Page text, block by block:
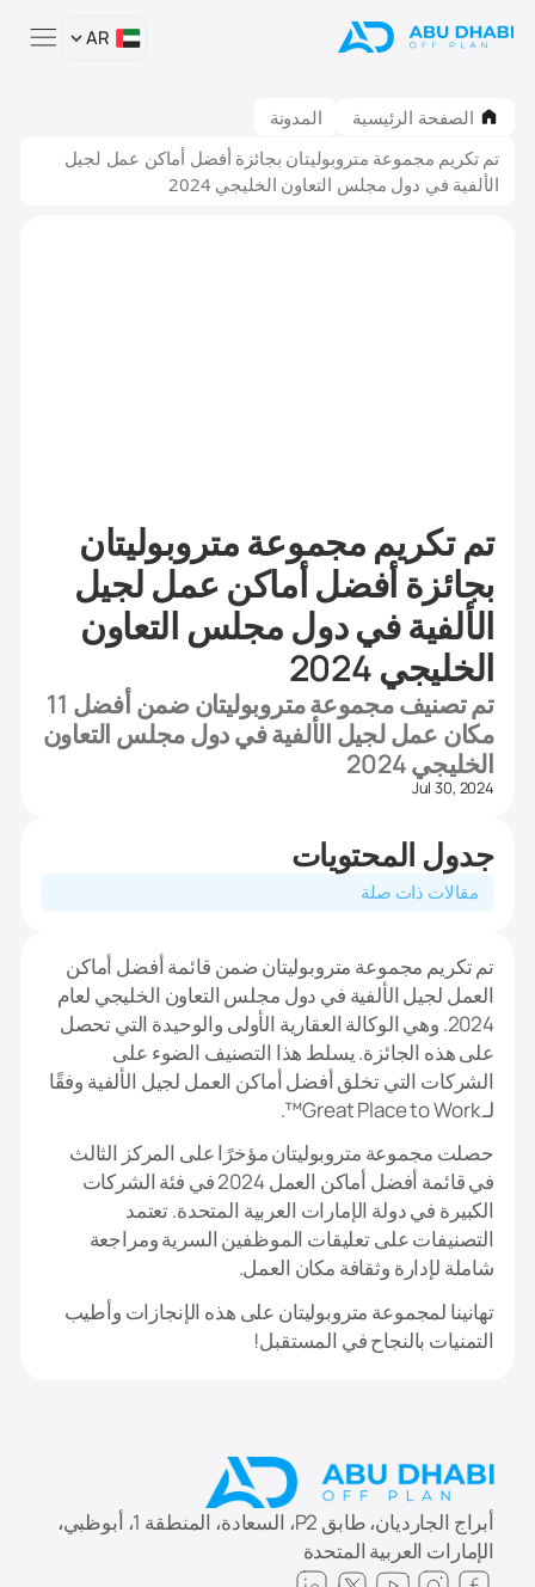
الصفحة الرئيسية
المدونة
تم تكريم مجموعة متروبوليتان بجائزة أفضل أماكن عمل لجيل
الألفية في دول مجلس التعاون الخليجي 2024
تم تكريم مجموعة متروبوليتان
بجائزة أفضل أماكن عمل لجيل
الألفية في دول مجلس التعاون
الخليجي 2024
تم تصنيف مجموعة متروبوليتان ضمن أفضل 11
مكان عمل لجيل الألفية في دول مجلس التعاون
الخليجي 2024
Jul 30, 2024
تم تكريم مجموعة متروبوليتان ضمن قائمة أفضل أماكن
العمل لجيل الألفية في دول مجلس التعاون الخليجي لعام
2024. وهي الوكالة العقارية الأولى والوحيدة التي تحصل
على هذه الجائزة. يسلط هذا التصنيف الضوء على
الشركات التي تخلق أفضل أماكن العمل لجيل الألفية وفقًا
لـ Great Place to Work™.
حصلت مجموعة متروبوليتان مؤخرًا على المركز الثالث
في قائمة أفضل أماكن العمل 2024 في فئة الشركات
الكبيرة في دولة الإمارات العربية المتحدة. تعتمد
التصنيفات على تعليقات الموظفين السرية ومراجعة
شاملة لإدارة وثقافة مكان العمل.
تهانينا لمجموعة متروبوليتان على هذه الإنجازات وأطيب
التمنيات بالنجاح في المستقبل!
جدول المحتويات
مقالات ذات صلة
أبراج الجارديان، طابق P2، السعادة، المنطقة 1، أبوظبي،
الإمارات العربية المتحدة
AR